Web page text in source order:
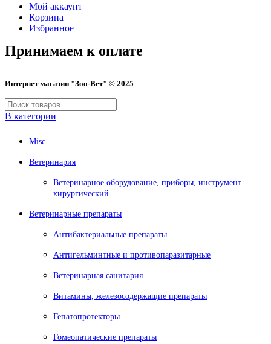
Мой аккаунт
Корзина
Избранное
Принимаем к оплате
Интернет магазин "Зоо-Вет" © 2025
В категории
Misc
Ветеринария
Ветеринарное оборудование, приборы, инструмент
хирургический
Ветеринарные препараты
Антибактериальные препараты
Антигельминтные и противопаразитарные
Ветеринарная санитария
Витамины, железосодержащие препараты
Гепатопротекторы
Гомеопатические препараты